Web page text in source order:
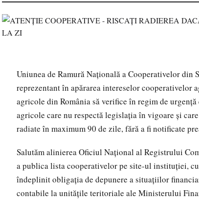
Uniunea de Ramură Națională a Cooperativelor din
reprezentant în apărarea intereselor cooperativelor
agricole din România să verifice în regim de
agricole care nu respectă legislația în vigoare și
radiate în maximum 90 de zile, fără a fi notificate
Salutăm alinierea Oficiul Național al Registrului
a publica lista cooperativelor pe site-ul instituției,
îndeplinit obligația de depunere a situațiilor
contabile la unităţile teritoriale ale Ministerului